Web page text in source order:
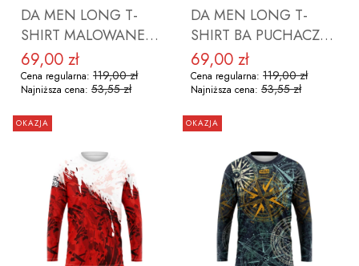
DA MEN LONG T-
SHIRT MALOWANE
Cena promocyjna
69,00 zł
Cena regularna: 119,00 zł
Najniższa cena: 53,55 zł
DO KOSZYKA
DA MEN LONG T-
SHIRT BA PUCHACZ
Cena promocyjna
69,00 zł
Cena regularna: 119,00 zł
Najniższa cena: 53,55 zł
DO KOSZYKA
OKAZJA OKAZJA